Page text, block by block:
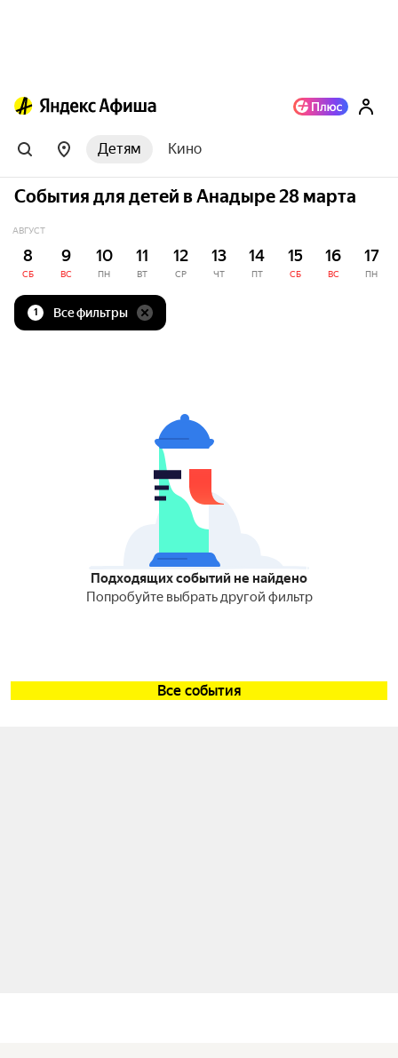
Детям Кино
События для детей в Анадыре 28 марта
АВГУСТ
8
СБ
9
ВС
10
ПН
11
ВТ
12
СР
13
ЧТ
14
ПТ
15
СБ
16
ВС
17
ПН
1 Все фильтры
Подходящих событий не найдено
Попробуйте выбрать другой фильтр
Все события